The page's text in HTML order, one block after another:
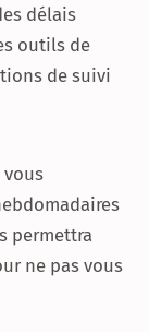
délais
outils de
de suivi
vous
permettra
ne pas vous